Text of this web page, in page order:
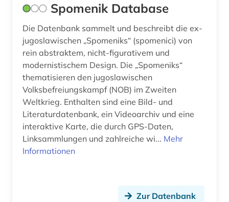
Spomenik Database
Die Datenbank sammelt und beschreibt die ex-
jugoslawischen „Spomeniks“ (spomenici) von
rein abstraktem, nicht-figurativem und
modernistischem Design. Die „Spomeniks“
thematisieren den jugoslawischen
Volksbefreiungskampf (NOB) im Zweiten
Weltkrieg. Enthalten sind eine Bild- und
Literaturdatenbank, ein Videoarchiv und eine
interaktive Karte, die durch GPS-Daten,
Linksammlungen und zahlreiche wi... Mehr
Informationen
Zur Datenbank